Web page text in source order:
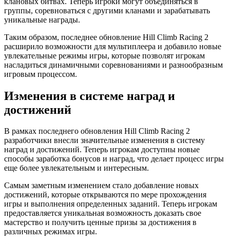
группы, соревноваться с другими кланами и зарабатывать
уникальные награды.
Таким образом, последнее обновление Hill Climb Racing 2
расширило возможности для мультиплеера и добавило новые
увлекательные режимы игры, которые позволят игрокам
насладиться динамичными соревнованиями и разнообразным
игровым процессом.
Изменения в системе наград и
достижений
В рамках последнего обновления Hill Climb Racing 2
разработчики внесли значительные изменения в систему
наград и достижений. Теперь игрокам доступны новые
способы заработка бонусов и наград, что делает процесс игры
еще более увлекательным и интересным.
Самым заметным изменением стало добавление новых
достижений, которые открываются по мере прохождения
игры и выполнения определенных заданий. Теперь игрокам
предоставляется уникальная возможность доказать свое
мастерство и получить ценные призы за достижения в
различных режимах игры.